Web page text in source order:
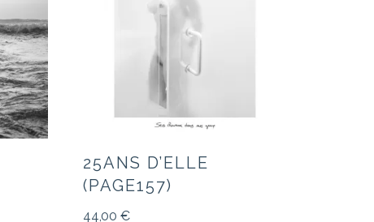
25ANS D’ELLE
(PAGE157)
44,00 €